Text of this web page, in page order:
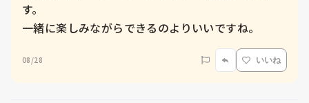
す。
一緒に楽しみながらできるのよりいいですね。
08/28 いいね